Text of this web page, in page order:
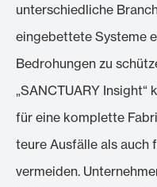
unterschiedliche
eingebettete Systeme
Bedrohungen zu
„SANCTUARY Insight“
für eine komplette
teure Ausfälle als auch
vermeiden.